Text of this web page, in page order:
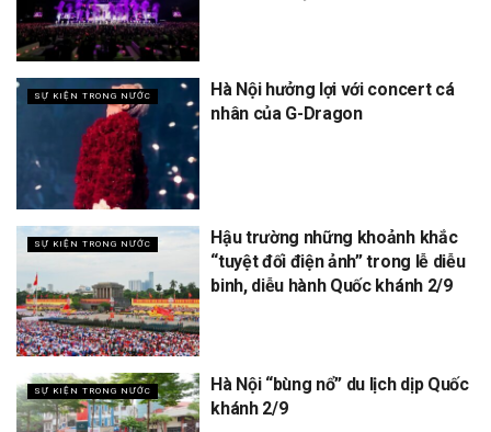
SỰ KIỆN TRONG NƯỚC
Hà Nội hưởng lợi với concert cá
nhân của G-Dragon
SỰ KIỆN TRONG NƯỚC
Hậu trường những khoảnh khắc
“tuyệt đối điện ảnh” trong lễ diễu
binh, diễu hành Quốc khánh 2/9
SỰ KIỆN TRONG NƯỚC
Hà Nội “bùng nổ” du lịch dịp Quốc
khánh 2/9